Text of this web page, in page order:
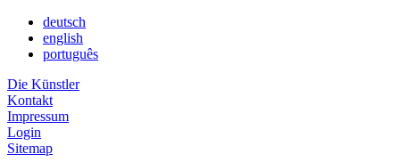
deutsch
english
português
Die Künstler
Kontakt
Impressum
Login
Sitemap